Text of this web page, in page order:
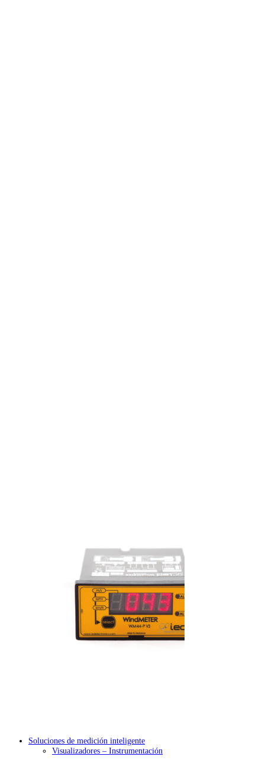
Soluciones de medición inteligente
Visualizadores – Instrumentación